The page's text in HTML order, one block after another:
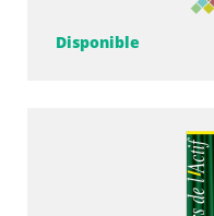
Disponible